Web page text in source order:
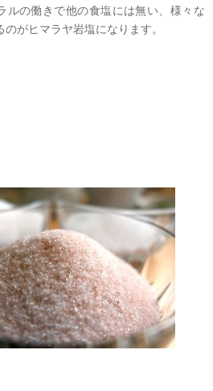
ルの働きで他の食塩には無い、様々な
のがヒマラヤ岩塩になります。